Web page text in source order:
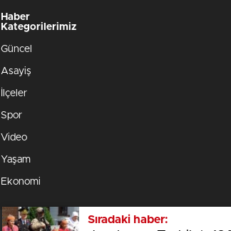
Sıradaki haber:
Haber
Kategorilerimiz
Güncel
Asayiş
İlçeler
Spor
Video
Yaşam
Ekonomi